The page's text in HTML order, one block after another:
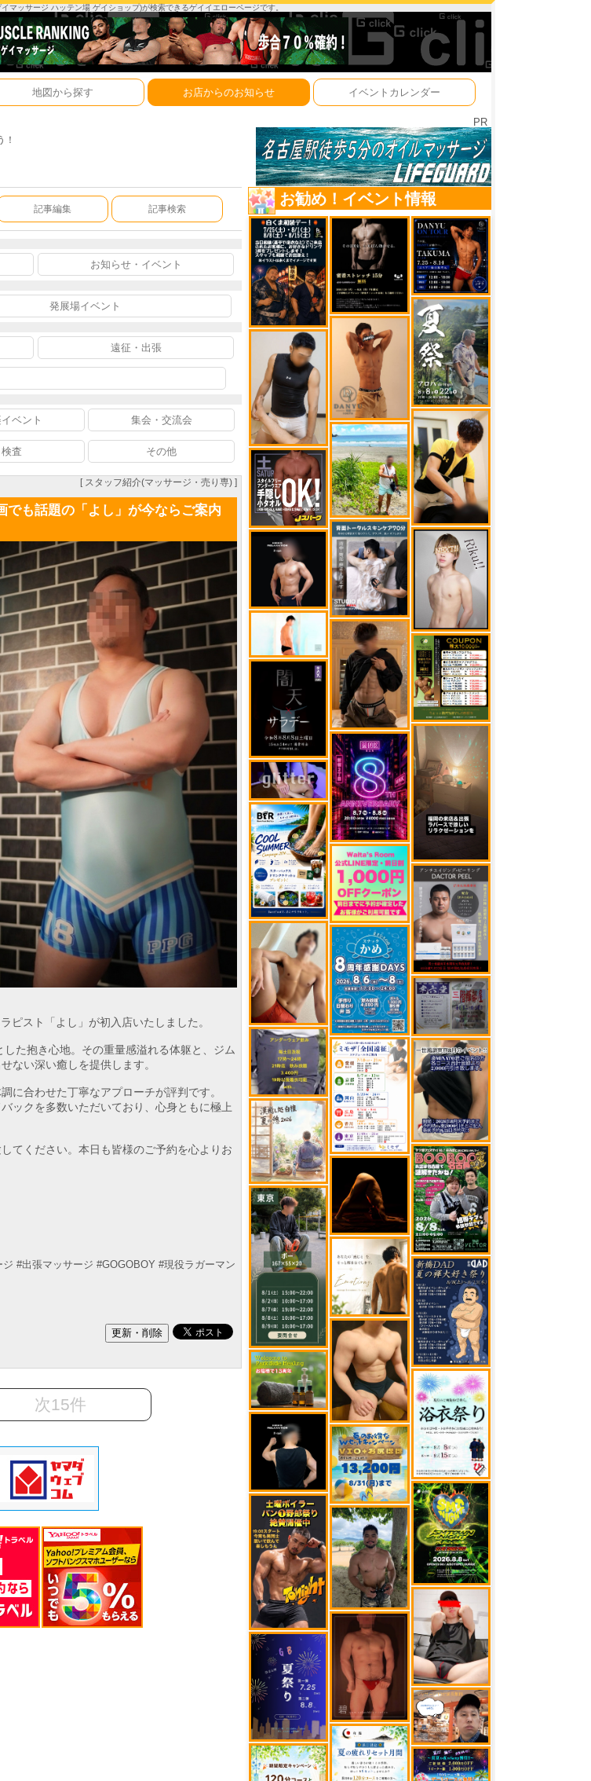
マッサージ ハッテン場 ゲイショップ)が検索できるゲイイエローページです。
地図から探す お店からのお知らせ イベントカレンダー
！
PR
記事編集 記事検索
お知らせ・イベント
発展場イベント
遠征・出張
ベント 集会・交流会
検査 その他
[ スタッフ紹介(マッサージ・売り専) ]
でも話題の「よし」が今ならご案内
ピスト「よし」が初入店いたしました。
た抱き心地。その重量感溢れる体躯と、ジム
ない深い癒しを提供します。
に合わせた丁寧なアプローチが評判です。
ックを多数いただいており、心身ともに極上
てください。本日も皆様のご予約を心よりお
ジ #出張マッサージ #GOGOBOY #現役ラガーマン
次15件
お勧め！イベント情報